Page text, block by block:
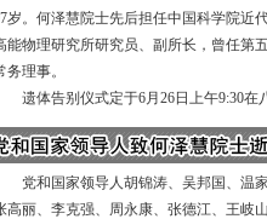
岁。何泽慧院士先后担任中国科学院近
能物理研究所研究员、副所长，曾任第
务理事。
遗体告别仪式定于6月26日上午9:30在
党和国家领导人胡锦涛、吴邦国、温家
高丽、李克强、周永康、张德江、王岐